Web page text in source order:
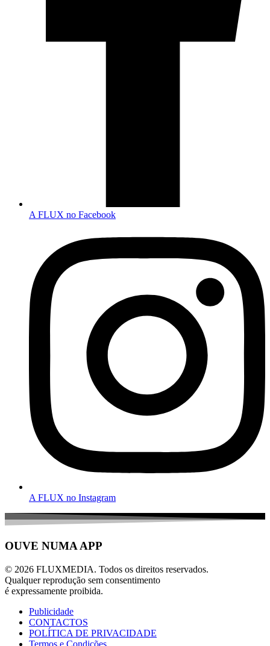
A FLUX no Facebook
A FLUX no Instagram
OUVE NUMA APP
© 2026 FLUXMEDIA. Todos os direitos reservados.
Qualquer reprodução sem consentimento
é expressamente proibida.
Publicidade
CONTACTOS
POLÍTICA DE PRIVACIDADE
Termos e Condições